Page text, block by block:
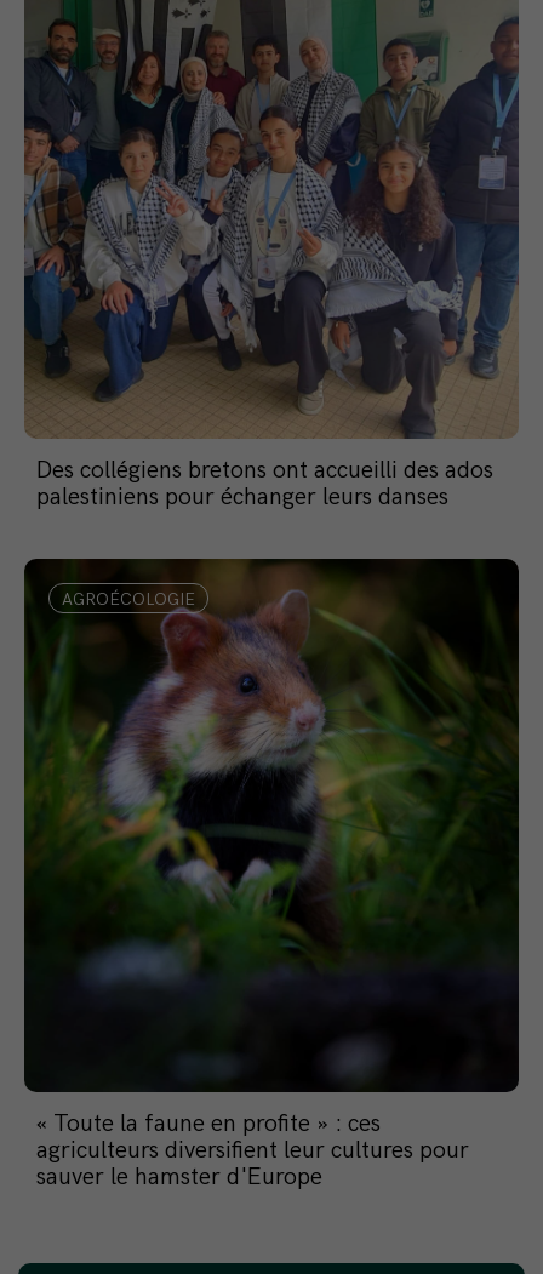
Des collégiens bretons ont accueilli des ados
palestiniens pour échanger leurs danses
AGROÉCOLOGIE
« Toute la faune en profite » : ces
agriculteurs diversifient leur cultures pour
sauver le hamster d'Europe